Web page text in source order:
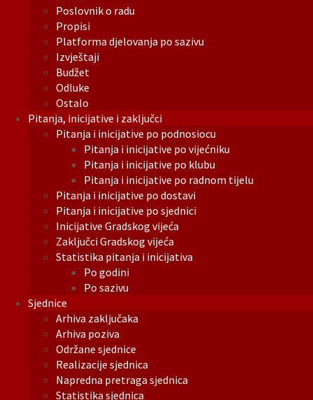
Poslovnik o radu
Propisi
Platforma djelovanja po sazivu
Izvještaji
Budžet
Odluke
Ostalo
Pitanja, inicijative i zaključci
Pitanja i inicijative po podnosiocu
Pitanja i inicijative po vijećniku
Pitanja i inicijative po klubu
Pitanja i inicijative po radnom tijelu
Pitanja i inicijative po dostavi
Pitanja i inicijative po sjednici
Inicijative Gradskog vijeća
Zaključci Gradskog vijeća
Statistika pitanja i inicijativa
Po godini
Po sazivu
Sjednice
Arhiva zaključaka
Arhiva poziva
Održane sjednice
Realizacije sjednica
Napredna pretraga sjednica
Statistika sjednica